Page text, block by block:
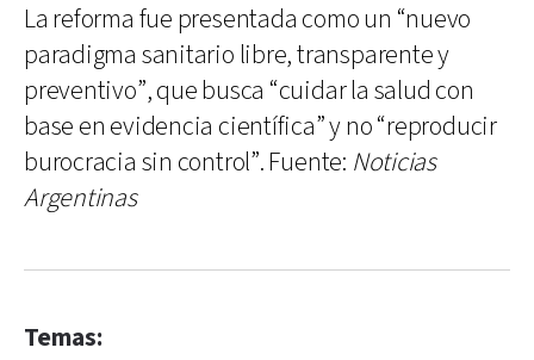
La reforma fue presentada como un “nuevo
paradigma sanitario libre, transparente y
preventivo”, que busca “cuidar la salud con
base en evidencia científica” y no “reproducir
burocracia sin control”. Fuente: Noticias
Argentinas
Temas: